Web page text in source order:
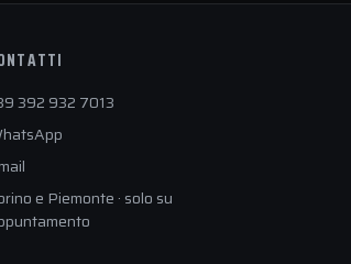
392 932 7013
e Piemonte · solo su